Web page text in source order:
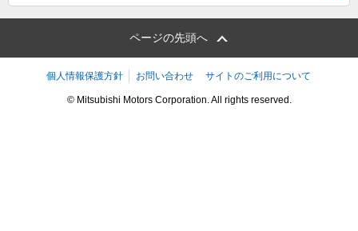
ページの先頭へ
個人情報保護方針 お問い合わせ サイトのご利用について
© Mitsubishi Motors Corporation. All rights reserved.